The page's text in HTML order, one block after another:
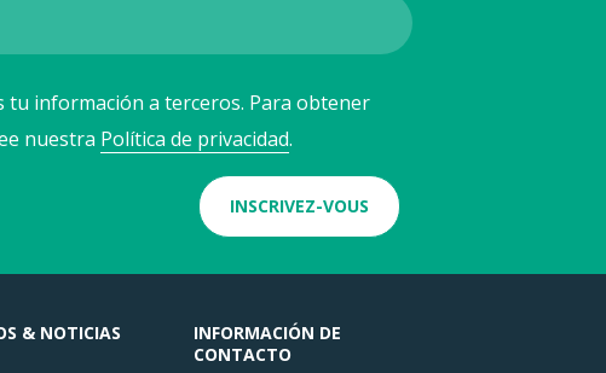
información a terceros. Para obtener
nuestra Política de privacidad.
INSCRIVEZ-VOUS
& NOTICIAS
INFORMACIÓN DE
CONTACTO